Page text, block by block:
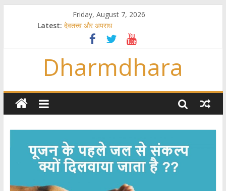
Friday, August 7, 2026
Latest: देवतत्त्व और अपराध
स्त्रियाँ वेदाधिकारिणी क्यों नहीं हैं
विश्व का सबसे बड़ा और वैज्ञानिक समय गणना तन्त्र
तुम्हीं हो माता, पिता तुम्हीं हो ??
गौ सेवा और राजयोग
Dharmdhara